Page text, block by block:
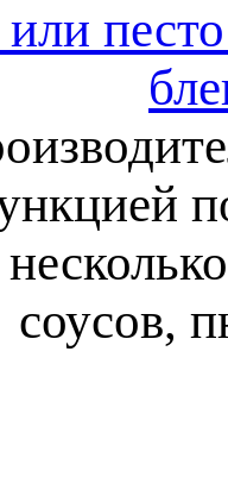
соусов,